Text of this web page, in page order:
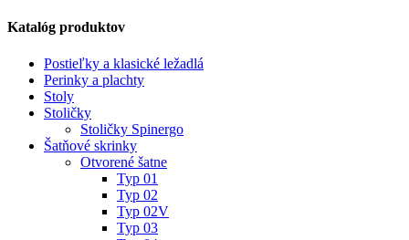
Katalóg produktov
Postieľky a klasické ležadlá
Perinky a plachty
Stoly
Stoličky
Stoličky Spinergo
Šatňové skrinky
Otvorené šatne
Typ 01
Typ 02
Typ 02V
Typ 03